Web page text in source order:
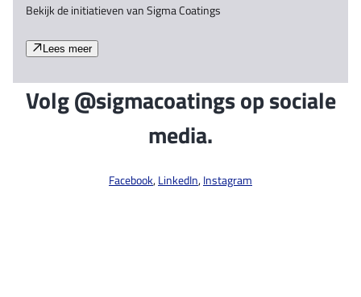
Bekijk de initiatieven van Sigma Coatings
Lees meer
Volg @sigmacoatings op sociale
media.
Facebook,LinkedIn,Instagram